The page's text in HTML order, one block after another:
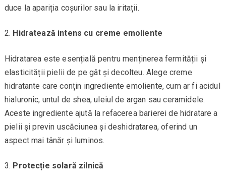
duce la apariția coșurilor sau la iritații.
Hidratează intens cu creme emoliente
Hidratarea este esențială pentru menținerea fermității și
elasticității pielii de pe gât și decolteu. Alege creme
hidratante care conțin ingrediente emoliente, cum ar fi acidul
hialuronic, untul de shea, uleiul de argan sau ceramidele.
Aceste ingrediente ajută la refacerea barierei de hidratare a
pielii și previn uscăciunea și deshidratarea, oferind un
aspect mai tânăr și luminos.
Protecție solară zilnică